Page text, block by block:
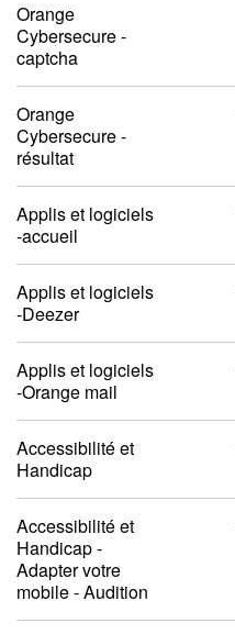
Orange
Cybersecure -
captcha
Orange
Cybersecure -
résultat
Applis et logiciels
-accueil
Applis et logiciels
-Deezer
Applis et logiciels
-Orange mail
Accessibilité et
Handicap
Accessibilité et
Handicap -
Adapter votre
mobile - Audition